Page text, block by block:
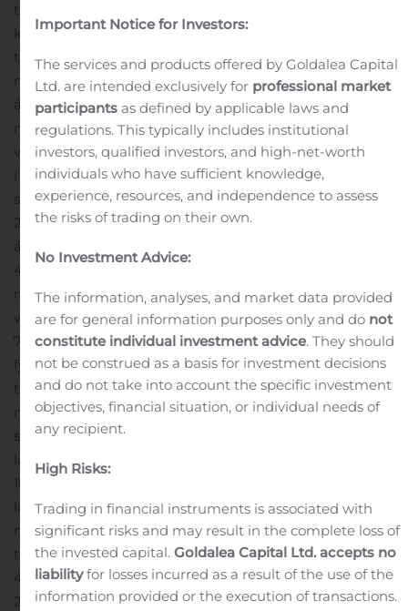
tímabili 2018.
króna samanborið við 29,8 milljarða króna á sama
tímabili árið áður. Hreinar þjónustutekjur námu 6,1
milljarði króna og hækkuðu um 5% frá sama tímabili
árið áður. Neikvæðar virðisbreytingar námu 3,4
milljörðum króna á tímabilinu samanborið við jákvæðar
virðisbreytingar upp á 1,6 milljarð króna á sama tímabili
í fyrra. Í lok september 2019 var vanskilahlutfallið 0,8%,
samanborið við 0,5% á sama tíma árið
2018.Rekstrartekjur bankans á fyrstu níu mánuðum
ársins 2019 námu 39,3 milljörðum króna samanborið við
41,1 milljarð króna á sama tímabili árið áður. Aðrar
rekstrartekjur námu 6,5 milljörðum króna samanborið
við 3,8 milljarða króna á sama tímabili árið áður, sem er
72% hækkun.Vaxtamunur eigna og skulda nam 2,4% á
fyrstu níu mánuðum ársins 2019 en var 2,7% á sama
tímabili árið áður.Rekstrarkostnaður bankans á fyrstu
níu mánuðum ársins 2019 nam 17,7 milljörðum króna og
stóð nánast í stað á milli tímabila. Þar af var
launakostnaður 10,7 milljarðar króna samanborið við
10,8 milljarða króna á sama tímabili árið 2018, sem er
lækkun um 0,9%. Annar rekstrarkostnaður var 7
milljarðar króna og stendur í stað á milli
tímabila.Kostnaðarhlutfall fyrstu níu mánaða ársins var
41,4% samanborið við 45,0% á sama tímabili árið
2018.Útlán til einstaklinga og fyrirtækja jukust um 6,8%
Important Notice for Investors:
The services and products offered by Goldalea Capital
Ltd. are intended exclusively for professional market
participants as defined by applicable laws and
regulations. This typically includes institutional
investors, qualified investors, and high-net-worth
individuals who have sufficient knowledge,
experience, resources, and independence to assess
the risks of trading on their own.
No Investment Advice:
The information, analyses, and market data provided
are for general information purposes only and do not
constitute individual investment advice. They should
not be construed as a basis for investment decisions
and do not take into account the specific investment
objectives, financial situation, or individual needs of
any recipient.
High Risks:
Trading in financial instruments is associated with
significant risks and may result in the complete loss of
the invested capital.Goldalea Capital Ltd. accepts no
liabilityfor losses incurred as a result of the use of the
information provided or the execution of transactions.